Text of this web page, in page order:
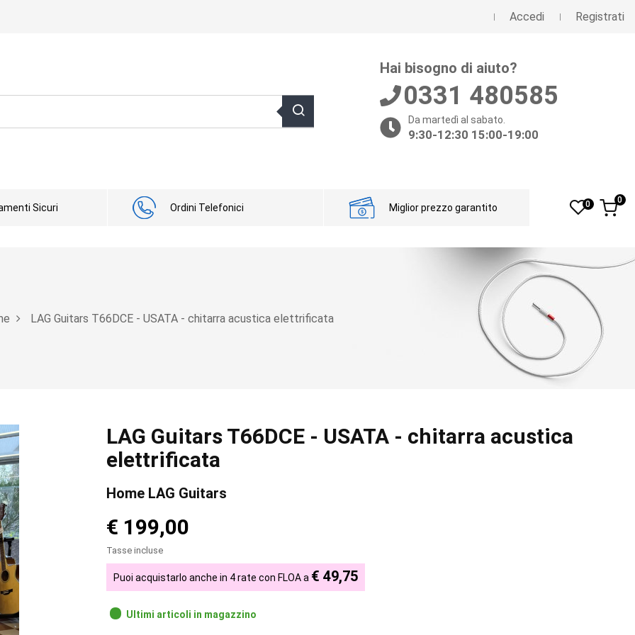
Accedi Registrati
Hai bisogno di aiuto?
0331 480585
Da martedì al sabato.
9:30-12:30 15:00-19:00
Sicuri Ordini Telefonici Miglior prezzo garantito 0 0
LAG Guitars T66DCE - USATA - chitarra acustica elettrificata
LAG Guitars T66DCE - USATA - chitarra acustica
elettrificata
Home LAG Guitars
€ 199,00
Tasse incluse
Puoi acquistarlo anche in 4 rate con FLOA a € 49,75
Ultimi articoli in magazzino